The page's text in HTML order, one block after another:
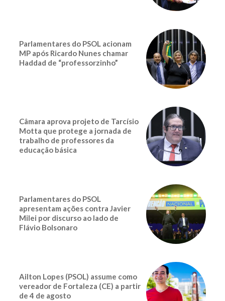
Parlamentares do PSOL acionam
MP após Ricardo Nunes chamar
Haddad de “professorzinho”
Câmara aprova projeto de Tarcísio
Motta que protege a jornada de
trabalho de professores da
educação básica
Parlamentares do PSOL
apresentam ações contra Javier
Milei por discurso ao lado de
Flávio Bolsonaro
Ailton Lopes (PSOL) assume como
vereador de Fortaleza (CE) a partir
de 4 de agosto